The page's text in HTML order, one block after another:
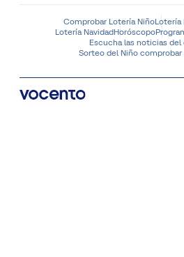
Comprobar Lotería NiñoLotería
Lotería NavidadHoróscopo
Escucha las noticias del
Sorteo del Niño comprobar